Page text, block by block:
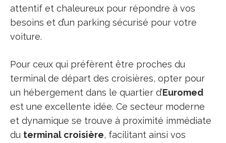
attentif et chaleureux pour répondre à vos
besoins et d’un parking sécurisé pour votre
voiture.
Pour ceux qui préfèrent être proches du
terminal de départ des croisières, opter pour
un hébergement dans le quartier d’Euromed
est une excellente idée. Ce secteur moderne
et dynamique se trouve à proximité immédiate
du terminal croisière, facilitant ainsi vos